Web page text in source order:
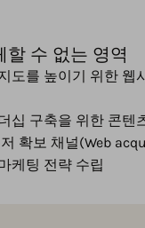
할 수 없는 영역
도를 높이기 위한 웹
십 구축을 위한 콘텐
확보 채널(Web
케팅 전략 수립